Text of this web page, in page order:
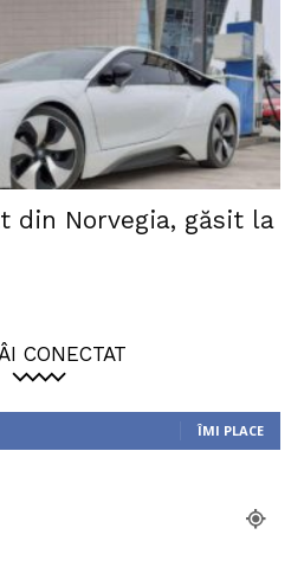
din Norvegia, găsit la
CONECTAT
ÎMI PLACE